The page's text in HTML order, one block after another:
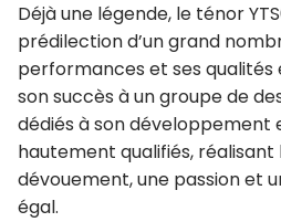
Déjà une légende, le ténor
prédilection d’un grand
performances et ses qualités
son succès à un groupe de
dédiés à son développement
hautement qualifiés,
dévouement, une passion et
égal.